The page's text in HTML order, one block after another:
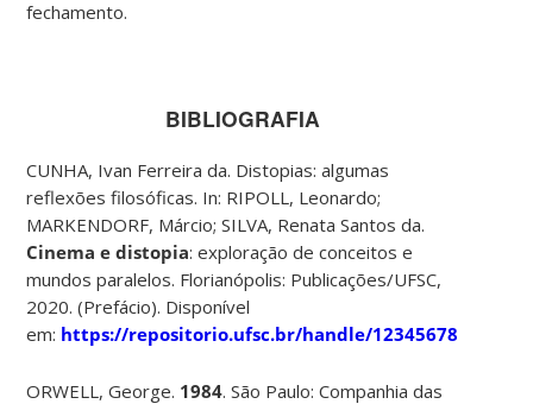
fechamento.
BIBLIOGRAFIA
CUNHA, Ivan Ferreira da. Distopias: algumas
reflexões filosóficas. In: RIPOLL, Leonardo;
MARKENDORF, Márcio; SILVA, Renata Santos da.
Cinema e distopia: exploração de conceitos e
mundos paralelos. Florianópolis: Publicações/UFSC,
2020. (Prefácio). Disponível
em: https://repositorio.ufsc.br/handle/123456789/
ORWELL, George. 1984. São Paulo: Companhia das